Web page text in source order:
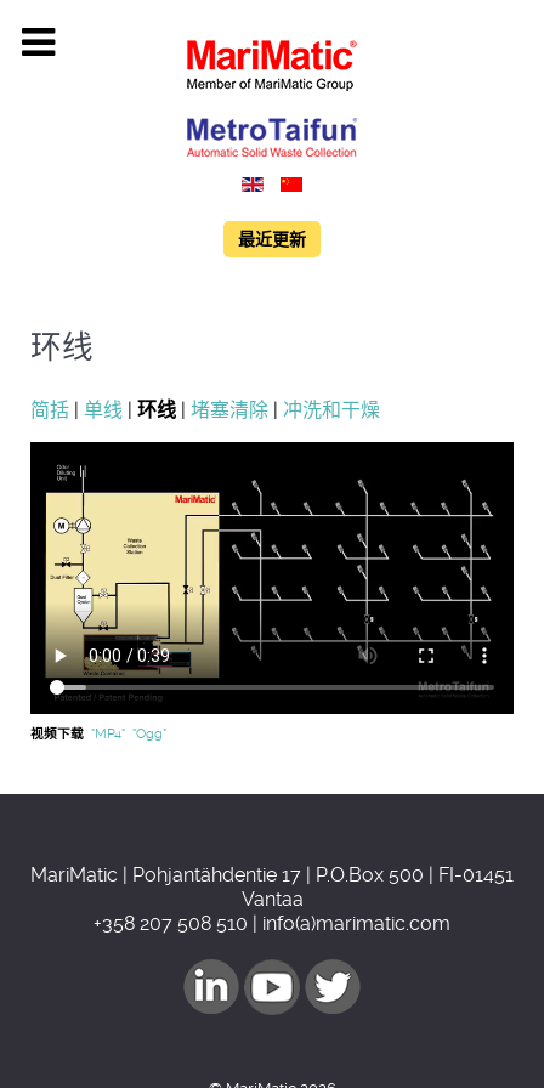
最近更新
环线
简括 | 单线 | 环线 | 堵塞清除 | 冲洗和干燥
视频下载 "MP4" "Ogg"
MariMatic | Pohjantähdentie 17 | P.O.Box 500 | FI-01451
Vantaa
+358 207 508 510 | info(a)marimatic.com